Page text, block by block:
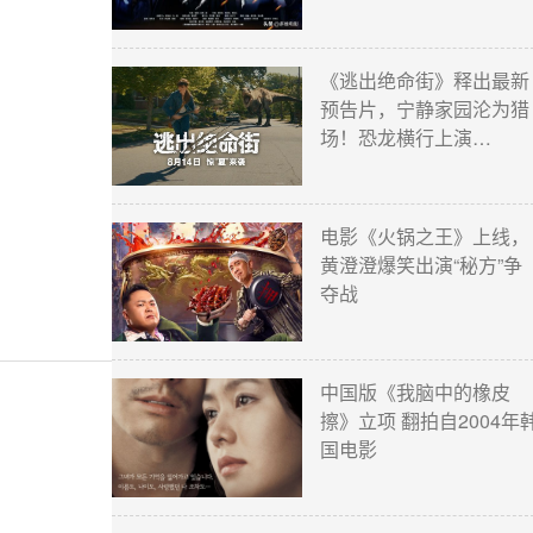
《逃出绝命街》释出最新
预告片，宁静家园沦为猎
场！恐龙横行上演…
电影《火锅之王》上线，
黄澄澄爆笑出演“秘方”争
夺战
中国版《我脑中的橡皮
擦》立项 翻拍自2004年
国电影